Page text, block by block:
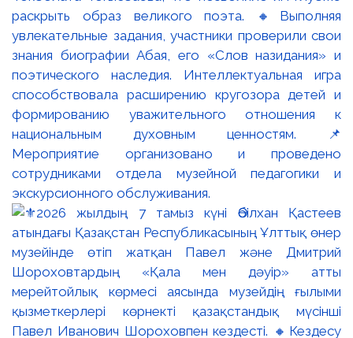
раскрыть образ великого поэта. 🔸Выполняя
увлекательные задания, участники проверили свои
знания биографии Абая, его «Слов назидания» и
поэтического наследия. Интеллектуальная игра
способствовала расширению кругозора детей и
формированию уважительного отношения к
национальным духовным ценностям. 📌
Мероприятие организовано и проведено
сотрудниками отдела музейной педагогики и
экскурсионного обслуживания.